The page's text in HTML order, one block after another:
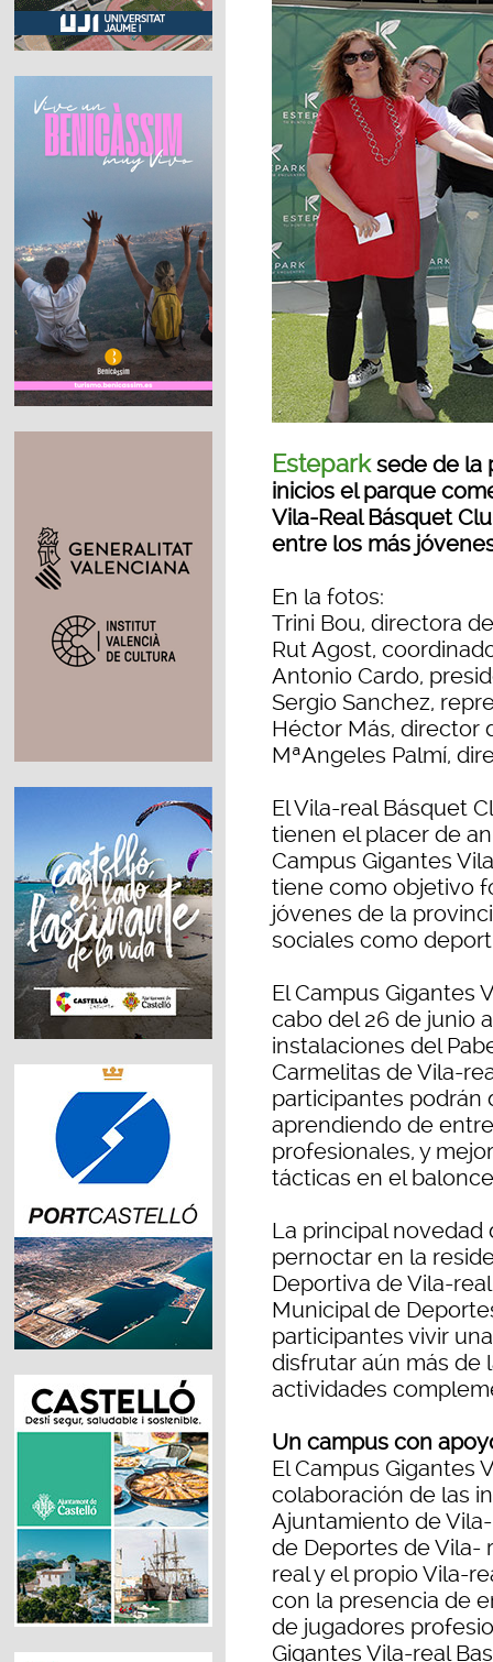
Estepark sede de la
inicios el parque
Vila-Real Básquet
entre los más
En la fotos:
Trini Bou, directora
Rut Agost,
Antonio Cardo,
Sergio Sanchez,
Héctor Más, director
MªAngeles Palmí,
El Vila-real Básquet
tienen el placer de
Campus Gigantes
tiene como objetivo
jóvenes de la
sociales como
El Campus Gigantes
cabo del 26 de junio
instalaciones del
Carmelitas de Vila-
participantes podrán
aprendiendo de
profesionales, y
tácticas en el
La principal novedad
pernoctar en la
Deportiva de Vila-
Municipal de
participantes vivir
disfrutar aún más de
actividades
Un campus con
El Campus Gigantes
colaboración de las
Ajuntamiento de
de Deportes de Vila-
real y el propio Vila-
con la presencia de
de jugadores
Gigantes Vila-real